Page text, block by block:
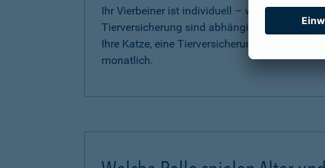
Ihr Vierbeiner ist individuell – wie auch
Tierversicherung sind abhängig vom Tarif,
Ihre Katze, eine Tierversicherung für Ihren
monatlich.